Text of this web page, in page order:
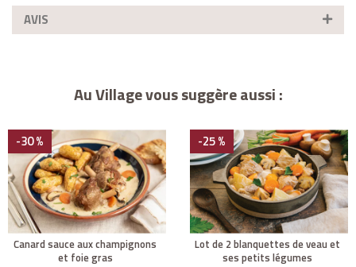
AVIS
Au Village vous suggère aussi :
canard sauce aux champignons
et foie gras
-30 %
lot de 2 blanquettes de veau et
ses petits légumes
-25 %